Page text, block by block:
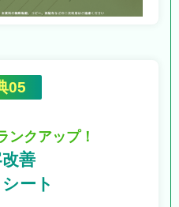
05
ンクアップ！
善
ート